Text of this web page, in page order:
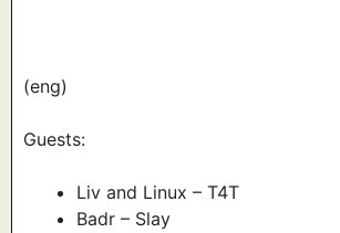
(eng)
Guests:
Liv and Linux – T4T
Badr – Slay